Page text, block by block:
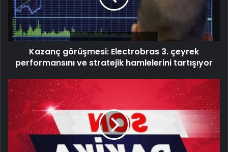
Kazanç görüşmesi: Electrobras 3. çeyrek
performansını ve stratejik hamlelerini tartışıyor